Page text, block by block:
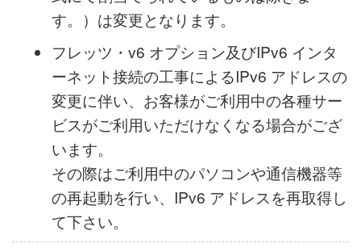
3.IPv6 アドレスの変更について
フレッツ・v6 オプション及びIPv6インター
ネット接続の工事に際し、お客さまが現在
ご利用中のIPv6 アドレス（IPv6PPPoE方
式にて割当てられているものは除きま
す。）は変更となります。
フレッツ・v6 オプション及びIPv6 インタ
ーネット接続の工事によるIPv6 アドレスの